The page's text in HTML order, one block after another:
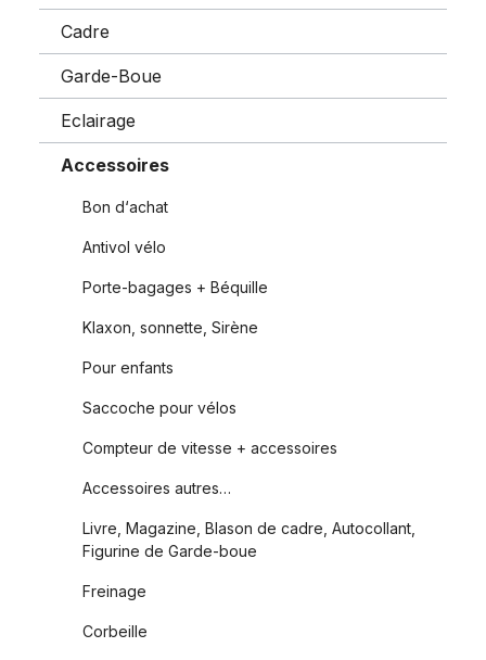
Cadre
Garde-Boue
Eclairage
Accessoires
Bon d‘achat
Antivol vélo
Porte-bagages + Béquille
Klaxon, sonnette, Sirène
Pour enfants
Saccoche pour vélos
Compteur de vitesse + accessoires
Accessoires autres…
Livre, Magazine, Blason de cadre, Autocollant,
Figurine de Garde-boue
Freinage
Corbeille